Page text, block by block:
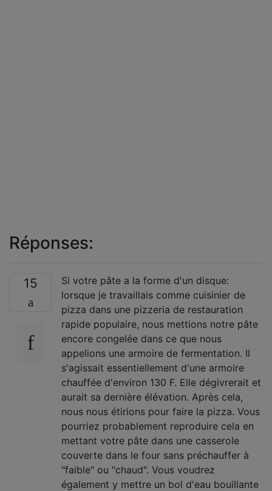
Réponses:
15
Si votre pâte a la forme d'un disque:
lorsque je travaillais comme cuisinier de
pizza dans une pizzeria de restauration
rapide populaire, nous mettions notre pâte
encore congelée dans ce que nous
appelions une armoire de fermentation. Il
s'agissait essentiellement d'une armoire
chauffée d'environ 130 F. Elle dégivrerait et
aurait sa dernière élévation. Après cela,
nous nous étirions pour faire la pizza. Vous
pourriez probablement reproduire cela en
mettant votre pâte dans une casserole
couverte dans le four sans préchauffer à
"faible" ou "chaud". Vous voudrez
également y mettre un bol d'eau bouillante